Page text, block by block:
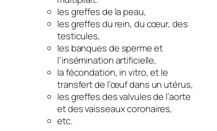
les greffes de la peau,
les greffes du rein, du cœur, des
testicules,
les banques de sperme et
l’insémination artificielle,
la fécondation, in vitro, et le
transfert de l’œuf dans un utérus,
les greffes des valvules de l’aorte
et des vaisseaux coronaires,
etc.